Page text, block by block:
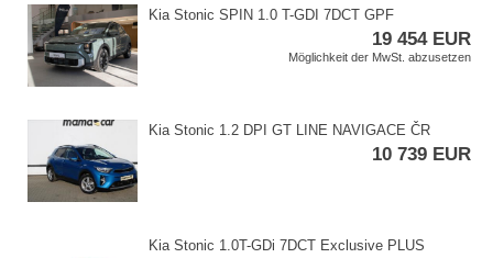
Kia Stonic SPIN 1.0 T​-GDI 7DCT GPF
19 454 EUR
Möglichkeit der MwSt. abzusetzen
Kia Stonic 1.2 DPI GT LINE NAVIGACE ČR
10 739 EUR
Kia Stonic 1.0T​-GDi 7DCT Exclusive PLUS